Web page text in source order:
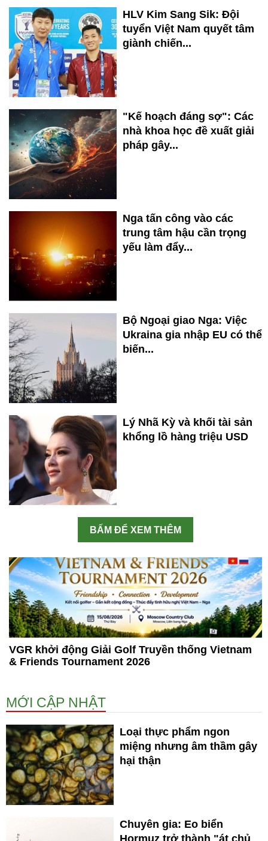
HLV Kim Sang Sik: Đội
tuyển Việt Nam quyết tâm
giành chiến...
"Kế hoạch đáng sợ": Các
nhà khoa học đề xuất giải
pháp gây...
Nga tấn công vào các
trung tâm hậu cần trọng
yếu làm đẩy...
Bộ Ngoại giao Nga: Việc
Ukraina gia nhập EU có thể
biến...
Lý Nhã Kỳ và khối tài sản
khổng lồ hàng triệu USD
BẤM ĐỂ XEM THÊM
VGR khởi động Giải Golf Truyền thống Vietnam
& Friends Tournament 2026
MỚI CẬP NHẬT
Loại thực phẩm ngon
miệng nhưng âm thầm gây
hại thận
Chuyên gia: Eo biển
Hormuz trở thành "át chủ